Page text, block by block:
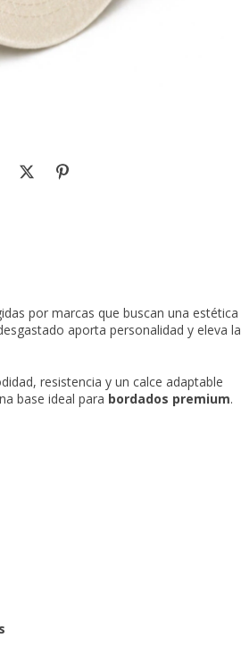
por marcas que buscan una estética
aporta personalidad y eleva la
resistencia y un calce adaptable
base ideal para bordados premium.